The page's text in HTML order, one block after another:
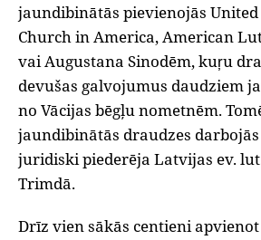
jaundibinātās pievienojās
Church in America, American
vai Augustana Sinodēm, kuŗu
devušas galvojumus daudziem
no Vācijas bēgļu nometnēm.
jaundibinātās draudzes
juridiski piederēja Latvijas ev.
Trimdā.
Drīz vien sākās centieni